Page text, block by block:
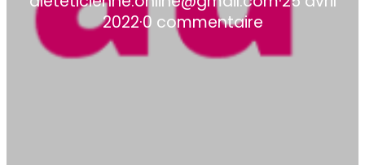
2022·0 commentaire